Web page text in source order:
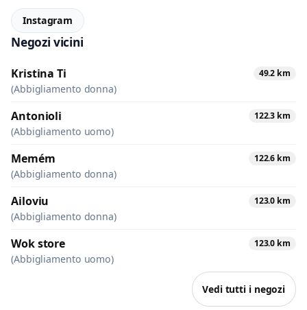
Instagram
Negozi vicini
Kristina Ti 49.2 km
(Abbigliamento donna)
Antonioli 122.3 km
(Abbigliamento uomo)
Memém 122.6 km
(Abbigliamento donna)
Ailoviu 123.0 km
(Abbigliamento donna)
Wok store 123.0 km
(Abbigliamento uomo)
Vedi tutti i negozi